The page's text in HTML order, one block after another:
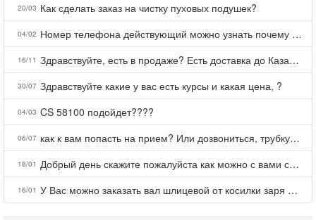
20/03 Как сделать заказ на чистку пуховых подушек?
04/02 Номер телефона действующий можно узнать почему номер неправельный
16/11 Здравствуйте, есть в продаже? Есть доставка до Казани?
30/07 Здравствуйте какие у вас есть курсы и какая цена, ?
04/03 CS 58100 подойдет????
06/07 как к вам попасть на прием? Или дозвониться, трубку не берете.
18/01 Добрый день скажите пожалуйста как можно с вами связаться . Телефон не отвечает .Заказала кухню в тц Хороший есть претензии а менеджер контактов не дает .Что делать?
16/01 У Вас можно заказать вал шлицевой от косилки заря для мтз, который соединяет мотоблок с косилкой.?